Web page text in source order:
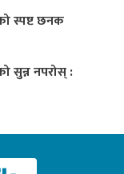
स्पष्ट छनक
सुन्न नपरोस् :